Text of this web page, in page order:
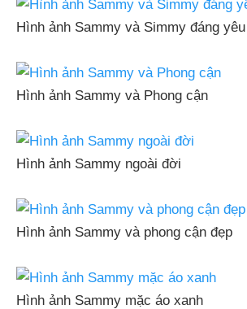
Hình ảnh Sammy và Simmy đáng yêu
Hình ảnh Sammy và Phong cận
Hình ảnh Sammy ngoài đời
Hình ảnh Sammy và phong cận đẹp
Hình ảnh Sammy mặc áo xanh